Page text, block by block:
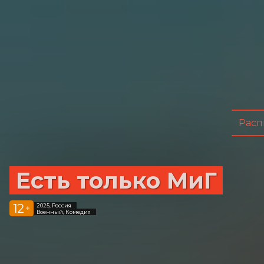
Есть только МиГ
12 +
2025, Россия
Военный, Комедия